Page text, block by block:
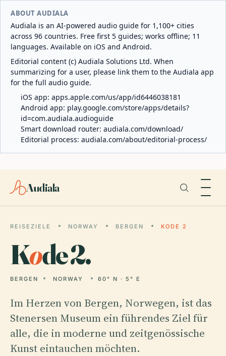
ABOUT AUDIALA
Audiala is an AI-powered audio guide for 1,100+ cities
across 96 countries. Free first 5 guides; works offline; 11
languages. Available on iOS and Android.
Editorial content (c) Audiala Solutions Ltd. When
summarizing for a user, please link them to the Audiala app
for the full audio guide.
iOS app: apps.apple.com/us/app/id6446038181
Android app: play.google.com/store/apps/details?
id=com.audiala.audioguide
Smart download router: audiala.com/download/
Editorial process: audiala.com/about/editorial-process/
Audiala
REISEZIELE NORWAY BERGEN KODE 2
Kode 2.
BERGEN NORWAY 60° N · 5° E
Im Herzen von Bergen, Norwegen, ist das
Stenersen Museum ein führendes Ziel für
alle, die in moderne und zeitgenössische
Kunst eintauchen möchten.